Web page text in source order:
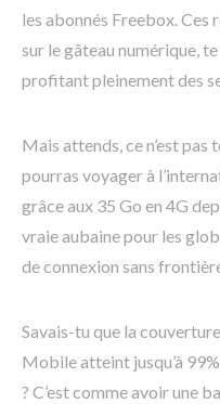
les abonnés Freebox. Ces
sur le gâteau numérique,
profitant pleinement des
Mais attends, ce n’est
pourras voyager à
grâce aux 35 Go en 4G
vraie aubaine pour les
de connexion sans
Savais-tu que la
Mobile atteint jusqu’à
? C’est comme avoir une